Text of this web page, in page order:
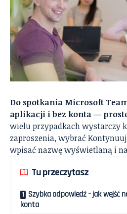
Do spotkania Microsoft
aplikacji i bez konta —
wielu przypadkach wystarczy
zaproszenia, wybrać
wpisać nazwę wyświetlaną i
Tu przeczytasz
Szybka odpowiedź – jak wejść
konta